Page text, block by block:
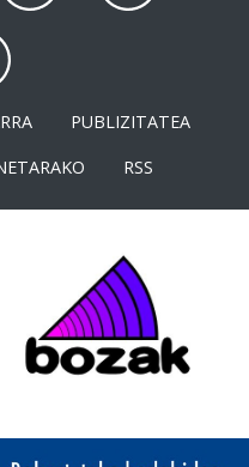
PUBLIZITATEA
RSS